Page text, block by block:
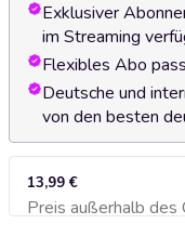
Exklusiver
im Streaming
Flexibles Abo
Deutsche und
von den besten
13,99 €
Preis außerhalb des
Zum